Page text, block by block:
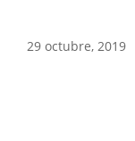
29 octubre, 2019